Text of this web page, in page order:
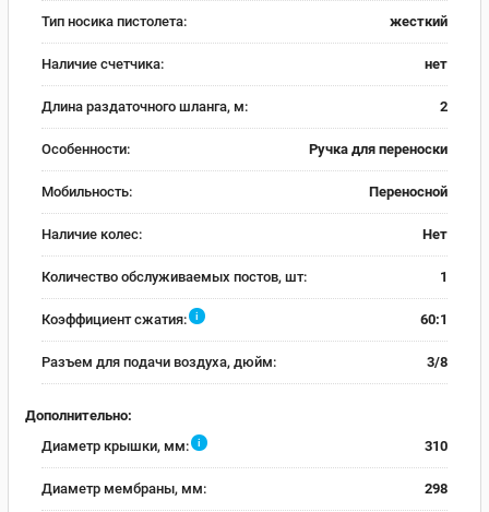
Тип носика пистолета: жесткий
Наличие счетчика: нет
Длина раздаточного шланга, м: 2
Особенности: Ручка для переноски
Мобильность: Переносной
Наличие колес: Нет
Количество обслуживаемых постов, шт: 1
Коэффициент сжатия: i 60:1
Разъем для подачи воздуха, дюйм: 3/8
Дополнительно:
Диаметр крышки, мм:
i 310
Диаметр мембраны, мм: 298